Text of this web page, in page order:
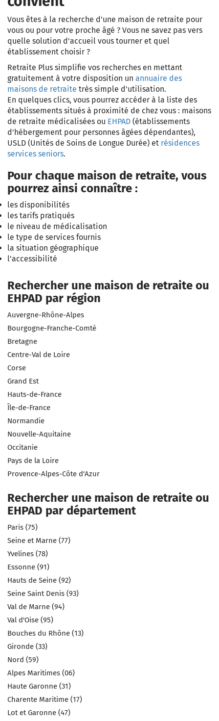
Vous êtes à la recherche d'une maison de retraite pour
vous ou pour votre proche âgé ? Vous ne savez pas vers
quelle solution d'accueil vous tourner et quel
établissement choisir ?
Retraite Plus simplifie vos recherches en mettant
gratuitement à votre disposition un annuaire des
maisons de retraite très simple d'utilisation.
En quelques clics, vous pourrez accéder à la liste des
établissements situés à proximité de chez vous : maisons
de retraite médicalisées ou EHPAD (établissements
d'hébergement pour personnes âgées dépendantes),
USLD (Unités de Soins de Longue Durée) et résidences
services seniors.
Pour chaque maison de retraite, vous
pourrez ainsi connaître :
les disponibilités
les tarifs pratiqués
le niveau de médicalisation
le type de services fournis
la situation géographique
l'accessibilité
Rechercher une maison de retraite ou
EHPAD par région
Auvergne-Rhône-Alpes
Bourgogne-Franche-Comté
Bretagne
Centre-Val de Loire
Corse
Grand Est
Hauts-de-France
Île-de-France
Normandie
Nouvelle-Aquitaine
Occitanie
Pays de la Loire
Provence-Alpes-Côte d'Azur
Rechercher une maison de retraite ou
EHPAD par département
Paris (75)
Seine et Marne (77)
Yvelines (78)
Essonne (91)
Hauts de Seine (92)
Seine Saint Denis (93)
Val de Marne (94)
Val d'Oise (95)
Bouches du Rhône (13)
Gironde (33)
Nord (59)
Alpes Maritimes (06)
Haute Garonne (31)
Charente Maritime (17)
Lot et Garonne (47)